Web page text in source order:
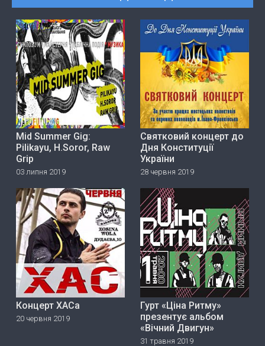
Mid Summer Gig:
Pilikayu, H.Soror, Raw
Grip
03 липня 2019
Святковий концерт до
Дня Конституції
України
28 червня 2019
Концерт ХАСа
20 червня 2019
Гурт «Ціна Ритму»
прeзeнтує альбом
«Вічний Двигун»
31 травня 2019